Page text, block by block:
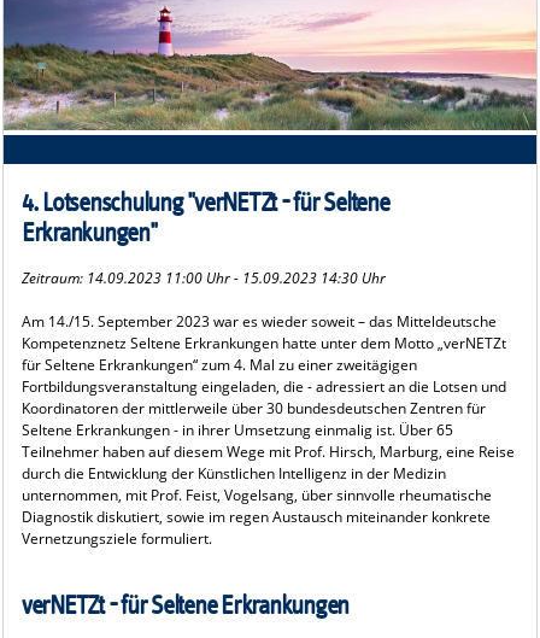
NETZWERKE
KONTAKT
AKTUELLES
4. Lotsenschulung "verNETZt - für Seltene
Erkrankungen"
Zeitraum: 14.09.2023 11:00 Uhr - 15.09.2023 14:30 Uhr
Am 14./15. September 2023 war es wieder soweit – das Mitteldeutsche
Kompetenznetz Seltene Erkrankungen hatte unter dem Motto „verNETZt
für Seltene Erkrankungen“ zum 4. Mal zu einer zweitägigen
Fortbildungsveranstaltung eingeladen, die - adressiert an die Lotsen und
Koordinatoren der mittlerweile über 30 bundesdeutschen Zentren für
Seltene Erkrankungen - in ihrer Umsetzung einmalig ist. Über 65
Teilnehmer haben auf diesem Wege mit Prof. Hirsch, Marburg, eine Reise
durch die Entwicklung der Künstlichen Intelligenz in der Medizin
unternommen, mit Prof. Feist, Vogelsang, über sinnvolle rheumatische
Diagnostik diskutiert, sowie im regen Austausch miteinander konkrete
Vernetzungsziele formuliert.
verNETZt - für Seltene Erkrankungen